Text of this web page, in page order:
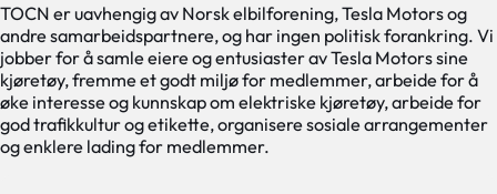
TOCN er uavhengig av Norsk elbilforening, Tesla Motors og
andre samarbeidspartnere, og har ingen politisk forankring. Vi
jobber for å samle eiere og entusiaster av Tesla Motors sine
kjøretøy, fremme et godt miljø for medlemmer, arbeide for å
øke interesse og kunnskap om elektriske kjøretøy, arbeide for
god trafikkultur og etikette, organisere sosiale arrangementer
og enklere lading for medlemmer.